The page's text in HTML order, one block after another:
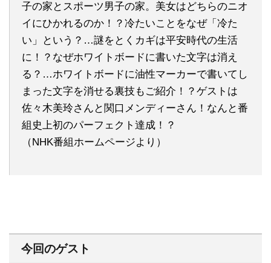
子の家とスポーツ男子の家。美女はどちらのニオ
イにひかれるのか！？冷たいことをなぜ「冷た
い」という？…謎をとくカギは平安時代の生活
に！？なぜホワイトボードに書いた文字は消え
る？…ホワイトボードに油性マーカーで書いてし
まった文字を消せる裏技もご紹介！？ゲストは
佐々木美玲さんと関口メンディーさん！なんと番
組史上初のパーフェクト達成！？
（NHK番組ホームページより）
今回のゲスト